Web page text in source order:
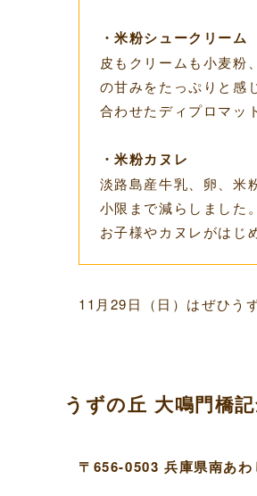
・米粉シュークリーム
皮もクリームも小麦粉
の甘みをたっぷりと感
合わせたディプロマッ
・米粉カヌレ
淡路島産牛乳、卵、米
小限まで減らしました
お子様やカヌレがはじ
11月29日（日）はぜひう
うずの丘 大鳴門橋
〒656-0503 兵庫県南あ